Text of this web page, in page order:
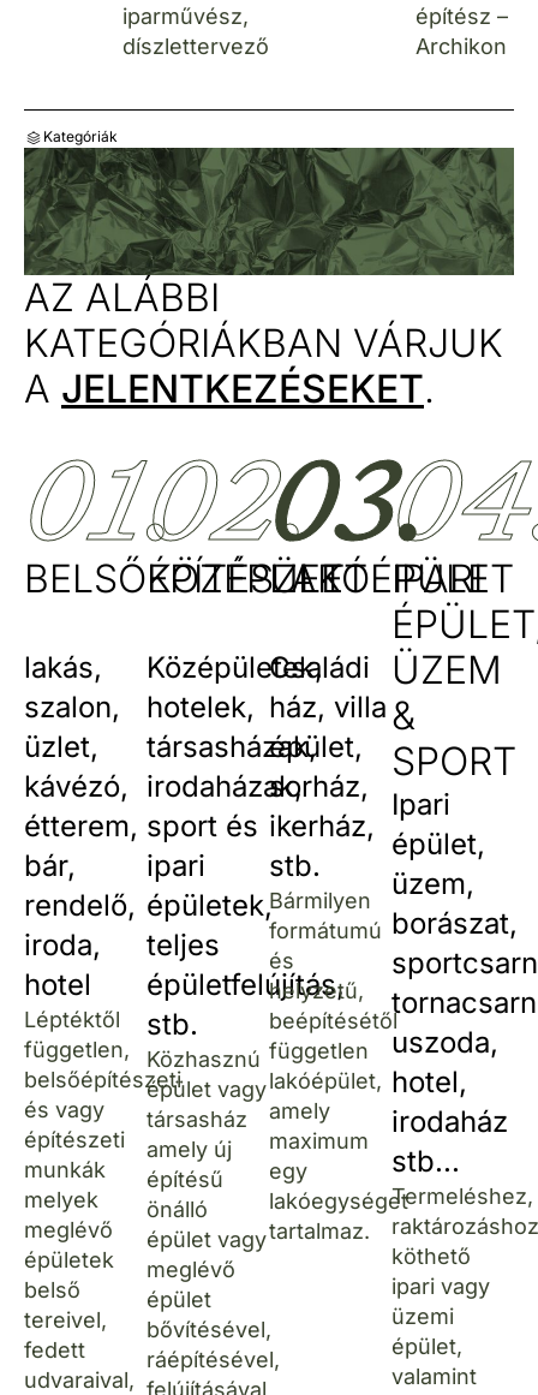
iparművész,
díszlettervező
építész –
Archikon
Kategóriák
AZ ALÁBBI
KATEGÓRIÁKBAN VÁRJUK
A JELENTKEZÉSEKET.
01.
BELSŐÉPÍTÉSZET
lakás,
szalon,
üzlet,
kávézó,
étterem,
bár,
rendelő,
iroda,
hotel
Léptéktől
független,
belsőépítészeti
és vagy
építészeti
munkák
melyek
meglévő
épületek
belső
tereivel,
fedett
udvaraival,
02.
KÖZÉPÜLET
Középületek,
hotelek,
társasházak,
irodaházak,
sport és
ipari
épületek,
teljes
épületfelújítás,
stb.
Közhasznú
épület vagy
társasház
amely új
építésű
önálló
épület vagy
meglévő
épület
bővítésével,
ráépítésével,
felújításával
03.
LAKÓÉPÜLET
Családi
ház, villa
épület,
sorház,
ikerház,
stb.
Bármilyen
formátumú
és
helyzetű,
beépítésétől
független
lakóépület,
amely
maximum
egy
lakóegységet
tartalmaz.
IPARI
ÜZEM
&
SPORT
Ipari
épület,
üzem,
borászat,
uszoda,
hotel,
irodaház
stb...
Termeléshez,
raktározáshoz
köthető
ipari vagy
üzemi
épület,
valamint